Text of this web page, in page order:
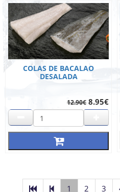
COLAS DE BACALAO
DESALADA
12.90€ 8.95€
1 2 3